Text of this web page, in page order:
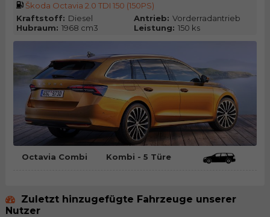
Škoda Octavia 2.0 TDI 150 (150PS)
Kraftstoff: Diesel Antrieb: Vorderradantrieb
Hubraum: 1968 cm3 Leistung: 150 ks
Octavia Combi Kombi - 5 Türe
Zuletzt hinzugefügte Fahrzeuge unserer
Nutzer